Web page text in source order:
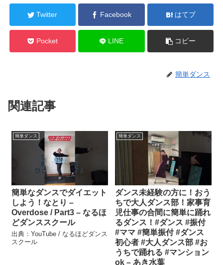
Twitter Facebook はてブ
Pocket LINE コピー
簡単ダンス
関連記事
簡単ダンス
簡単なダンスでダイエット
しよう！なとり –
Overdose / Part3 – なるほ
どダンススクール
出典：YouTube / なるほどダンス
スクール
簡単ダンス
ダンス未経験の方に！おう
ちで大人ダンス部！家事育
児仕事の合間に簡単に踊れ
るダンス！#ダンス #振付
#ママ #簡単振付 #ダンス
初心者 #大人ダンス部 #お
うちで踊れる #マンション
ok – あき水葉